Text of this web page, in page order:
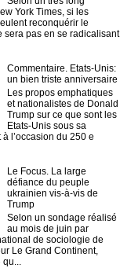
York Times, si les
reconquérir le
sera pas en se radicalisant
Commentaire. Etats-Unis:
un bien triste anniversaire
Les propos emphatiques
et nationalistes de Donald
Trump sur ce que sont les
Etats-Unis sous sa
l’occasion du 250 e
Le Focus. La large
défiance du peuple
ukrainien vis-à-vis de
Trump
Selon un sondage réalisé
au mois de juin par
de sociologie de
Le Grand Continent,
qu...